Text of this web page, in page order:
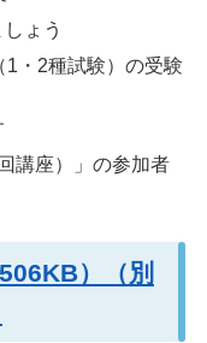
ょう
・2種試験）の受験
講座）」の参加者
）（別